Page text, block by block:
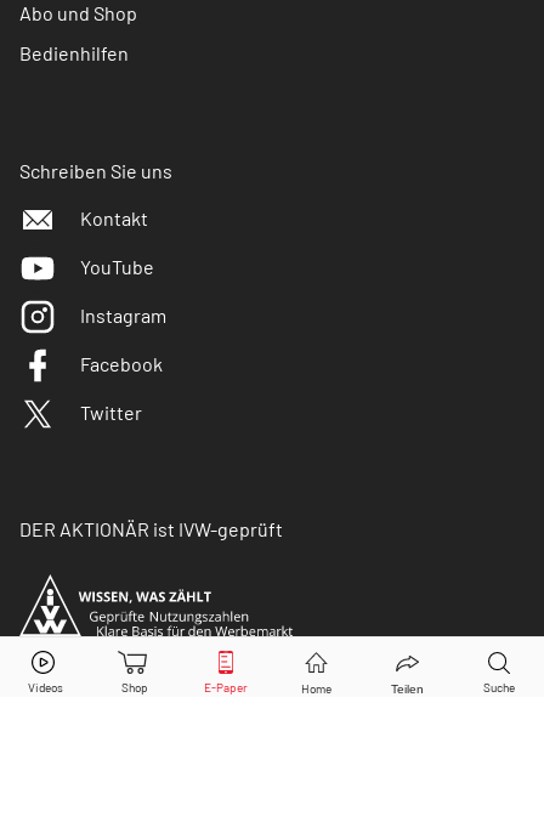
Abo und Shop
Bedienhilfen
Schreiben Sie uns
Kontakt
YouTube
Instagram
Facebook
Twitter
DER AKTIONÄR ist IVW-geprüft